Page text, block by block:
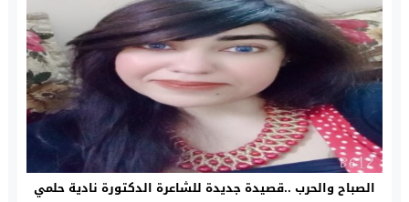
الصباح والحرب ..قصيدة جديدة للشاعرة الدكتورة نادية حلمي